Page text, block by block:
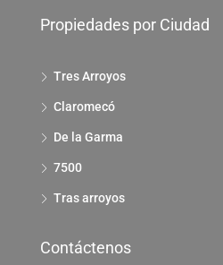
Propiedades por Ciudad
Tres Arroyos
Claromecó
De la Garma
7500
Tras arroyos
Contáctenos